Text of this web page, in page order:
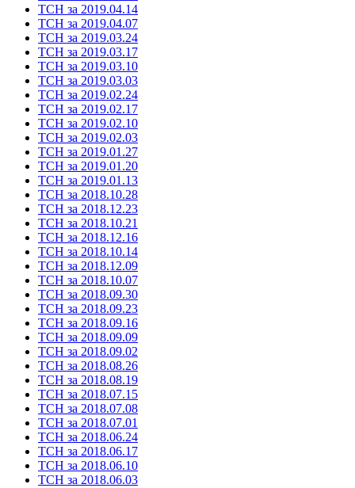
ТСН за 2019.04.14
ТСН за 2019.04.07
ТСН за 2019.03.24
ТСН за 2019.03.17
ТСН за 2019.03.10
ТСН за 2019.03.03
ТСН за 2019.02.24
ТСН за 2019.02.17
ТСН за 2019.02.10
ТСН за 2019.02.03
ТСН за 2019.01.27
ТСН за 2019.01.20
ТСН за 2019.01.13
ТСН за 2018.10.28
ТСН за 2018.12.23
ТСН за 2018.10.21
ТСН за 2018.12.16
ТСН за 2018.10.14
ТСН за 2018.12.09
ТСН за 2018.10.07
ТСН за 2018.09.30
ТСН за 2018.09.23
ТСН за 2018.09.16
ТСН за 2018.09.09
ТСН за 2018.09.02
ТСН за 2018.08.26
ТСН за 2018.08.19
ТСН за 2018.07.15
ТСН за 2018.07.08
ТСН за 2018.07.01
ТСН за 2018.06.24
ТСН за 2018.06.17
ТСН за 2018.06.10
ТСН за 2018.06.03